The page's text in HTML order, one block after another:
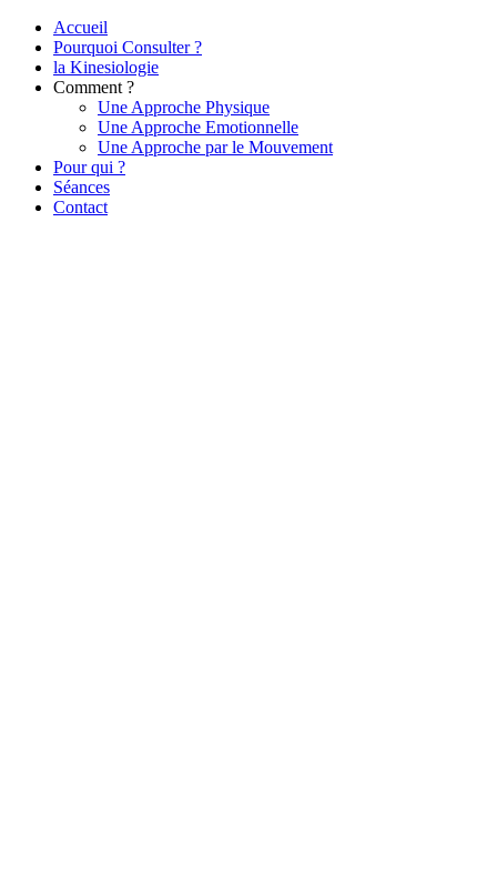
Accueil
Pourquoi Consulter ?
la Kinesiologie
Comment ?
Une Approche Physique
Une Approche Emotionnelle
Une Approche par le Mouvement
Pour qui ?
Séances
Contact